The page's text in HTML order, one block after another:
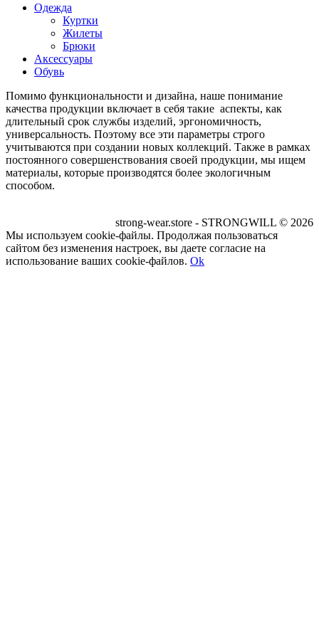
Одежда
Куртки
Жилеты
Брюки
Аксессуары
Обувь
Помимо функциональности и дизайна, наше понимание
качества продукции включает в себя такие аспекты, как
длительный срок службы изделий, эргономичность,
универсальность. Поэтому все эти параметры строго
учитываются при создании новых коллекций. Также в рамках
постоянного совершенствования своей продукции, мы ищем
материалы, которые производятся более экологичным
способом.
strong-wear.store - STRONGWILL © 2026
Мы используем cookie-файлы. Продолжая пользоваться
сайтом без изменения настроек, вы даете согласие на
использование ваших cookie-файлов. Ok